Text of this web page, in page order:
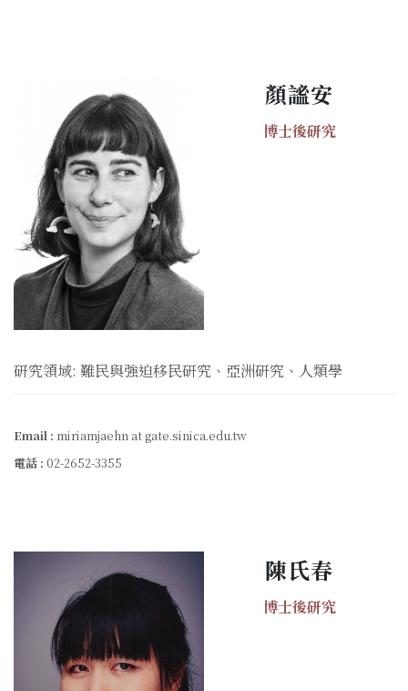
顏謐安
博士後研究
研究領域: 難民與強迫移民研究、亞洲研究、人類學
Email : miriamjaehn at gate.sinica.edu.tw
電話 : 02-2652-3355
陳氏春
博士後研究